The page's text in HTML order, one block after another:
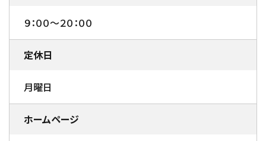
９：００～２０：００
定休日
月曜日
ホームページ